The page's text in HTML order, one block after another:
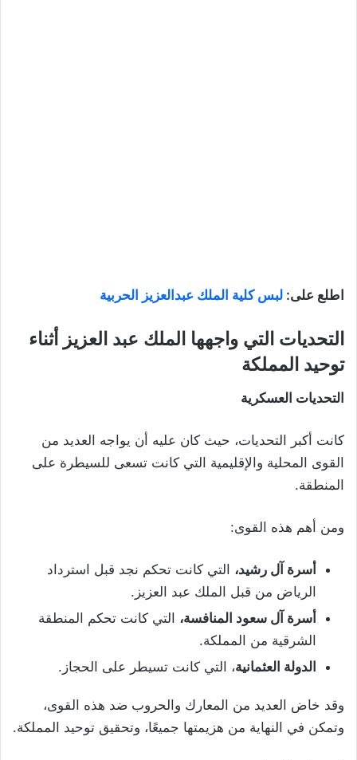
اطلع على: لبس كلية الملك عبدالعزيز الحربية
التحديات التي واجهها الملك عبد العزيز أثناء
توحيد المملكة
التحديات العسكرية
كانت أكبر التحديات، حيث كان عليه أن يواجه العديد من
القوى المحلية والإقليمية التي كانت تسعى للسيطرة على
المنطقة.
ومن أهم هذه القوى:
أسرة آل رشيد، التي كانت تحكم نجد قبل استرداد
الرياض من قبل الملك عبد العزيز.
أسرة آل سعود المنافسة، التي كانت تحكم المنطقة
الشرقية من المملكة.
الدولة العثمانية، التي كانت تسيطر على الحجاز.
وقد خاض العديد من المعارك والحروب ضد هذه القوى،
وتمكن في النهاية من هزيمتها جميعًا، وتحقيق توحيد المملكة.